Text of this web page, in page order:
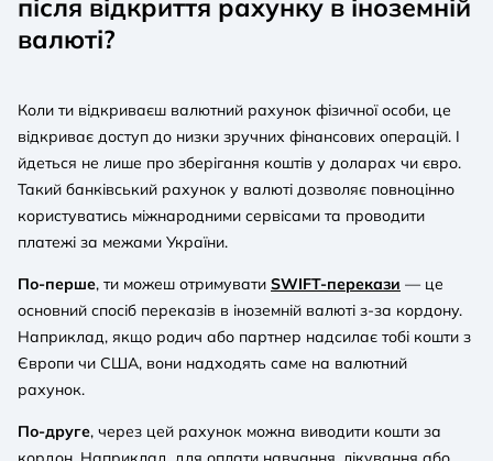
після відкриття рахунку в іноземній
валюті?
Коли ти відкриваєш валютний рахунок фізичної особи, це
відкриває доступ до низки зручних фінансових операцій. І
йдеться не лише про зберігання коштів у доларах чи євро.
Такий банківський рахунок у валюті дозволяє повноцінно
користуватись міжнародними сервісами та проводити
платежі за межами України.
По-перше, ти можеш отримувати SWIFT-перекази — це
основний спосіб переказів в іноземній валюті з-за кордону.
Наприклад, якщо родич або партнер надсилає тобі кошти з
Європи чи США, вони надходять саме на валютний
рахунок.
По-друге, через цей рахунок можна виводити кошти за